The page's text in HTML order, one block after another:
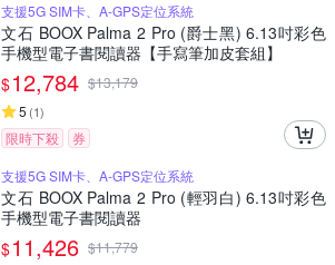
支援5G SIM卡、A-GPS定位系統
文石 BOOX Palma 2 Pro (爵士黑) 6.13吋彩色
手機型電子書閱讀器【手寫筆加皮套組】
$12,784 $13,179
5 (1)
限時下殺
券
支援5G SIM卡、A-GPS定位系統
文石 BOOX Palma 2 Pro (輕羽白) 6.13吋彩色
手機型電子書閱讀器
$11,426 $11,779